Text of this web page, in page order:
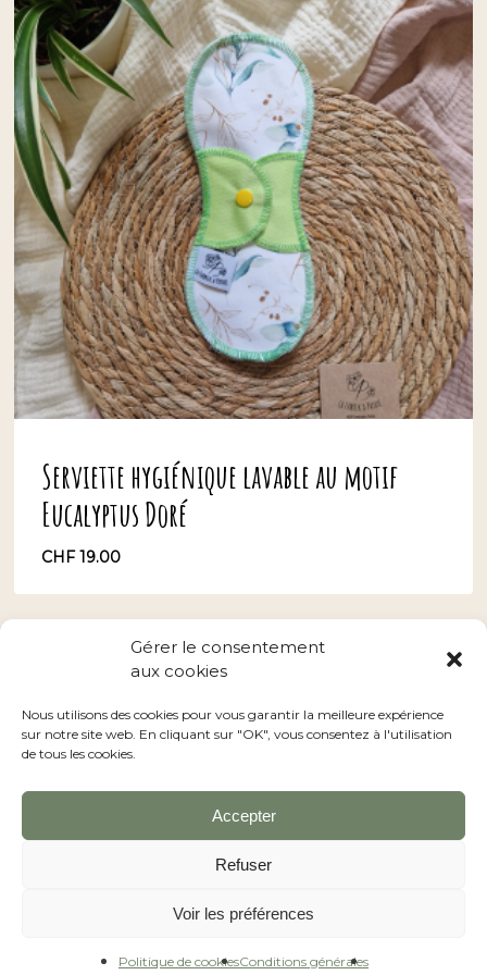
Gérer le consentement
aux cookies
Nous utilisons des cookies pour vous garantir la meilleure expérience
sur notre site web. En cliquant sur "OK", vous consentez à l'utilisation
de tous les cookies.
Accepter
Refuser
Voir les préférences
Politique de cookiesConditions générales
Serviette hygiénique lavable au motif
Eucalyptus Doré
CHF19.00
CHF19.00
Conditions générales–Nos revendeurs
facebook instagram